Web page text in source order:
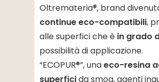
Oltremateria®, brand
continue eco-compatibili,
alle superfici che è in grado
possibilità di applicazione.
“ECOPUR®”, unaeco-resina
superficida smog, agenti